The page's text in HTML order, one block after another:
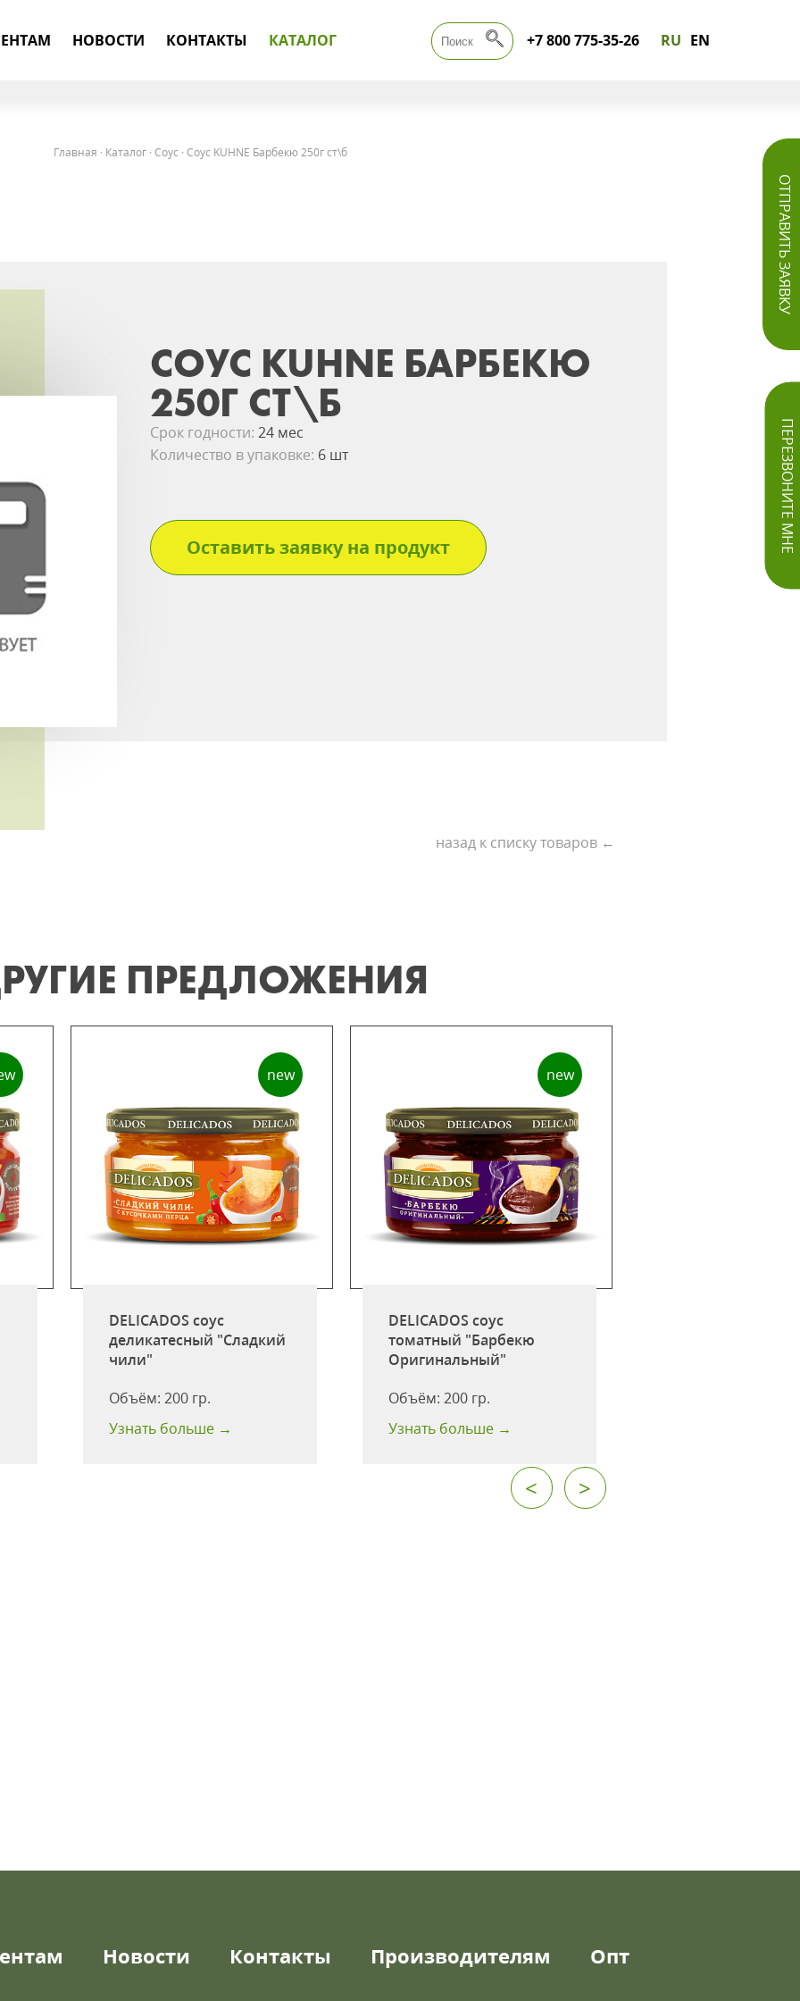
НОВОСТИ КОНТАКТЫ КАТАЛОГ +7 800 775-35-26 RU EN
ОТПРАВИТЬ ЗАЯВКУ
ПЕРЕЗВОНИТЕ МНЕ
Главная · Каталог· Соус · Соус KUHNE Барбекю 250г ст\б
СОУС KUHNE БАРБЕКЮ
250Г СТ\Б
Срок годности:24 мес
Количество в упаковке: 6 шт
Оставить заявку на продукт
назад к списку товаров ←
ПРЕДЛОЖЕНИЯ
new
DELICADOS соус
деликатесный "Сладкий
чили"
Объём:200 гр.
Узнать больше →
new
DELICADOS соус
томатный "Барбекю
Оригинальный"
Объём:200 гр.
Узнать больше →
< >
Новости Контакты Производителям Опт